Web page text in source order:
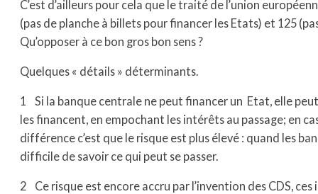
C’est d’ailleurs pour cela que le traité de l’union
(pas de planche à billets pour financer les Etats) et 125
Qu’opposer à ce bon gros bon sens ?
Quelques « détails » déterminants.
1 Si la banque centrale ne peut financer un Etat, elle
les financent, en empochant les intérêts au passage; en
différence c’est que le risque est plus élevé : quand les
difficile de savoir ce qui peut se passer.
2 Ce risque est encore accru par l’invention des CDS,